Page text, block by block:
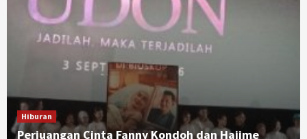
Hiburan
Perjuangan Cinta Fanny Kondoh dan Hajime